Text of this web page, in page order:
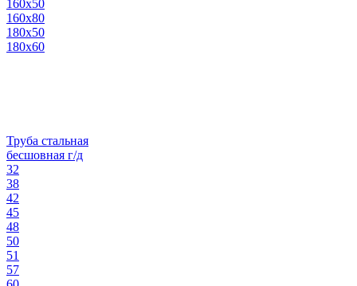
160х50
160х80
180х50
180х60
Труба стальная
бесшовная г/д
32
38
42
45
48
50
51
57